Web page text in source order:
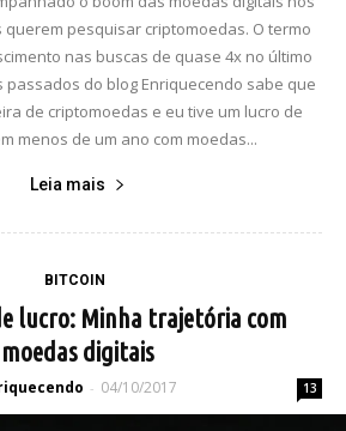
querem pesquisar criptomoedas. O termo
nas buscas de quase 4x no último
passados do blog Enriquecendo sabe que
de criptomoedas e eu tive um lucro de
menos de um ano com moedas...
Leia mais
BITCOIN
lucro: Minha trajetória com
moedas digitais
- 04/10/2017 13